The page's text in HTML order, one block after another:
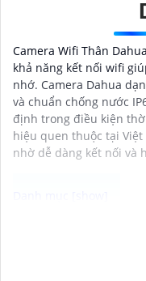
Camera Wifi Thân
khả năng kết nối wifi
nhớ. Camera Dahua
và chuẩn chống nước
định trong điều kiện
hiệu quen thuộc tại
nhờ dễ dàng kết nối và
"Camera wifi thân
chất lượng sắc nét